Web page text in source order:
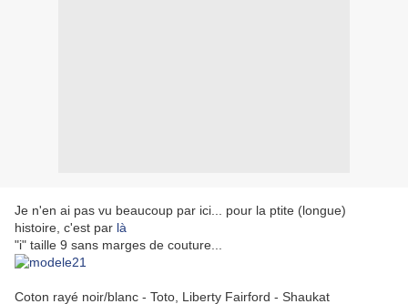
Je n'en ai pas vu beaucoup par ici... pour la ptite (longue)
histoire, c'est par là
"i" taille 9 sans marges de couture...
Coton rayé noir/blanc - Toto, Liberty Fairford - Shaukat